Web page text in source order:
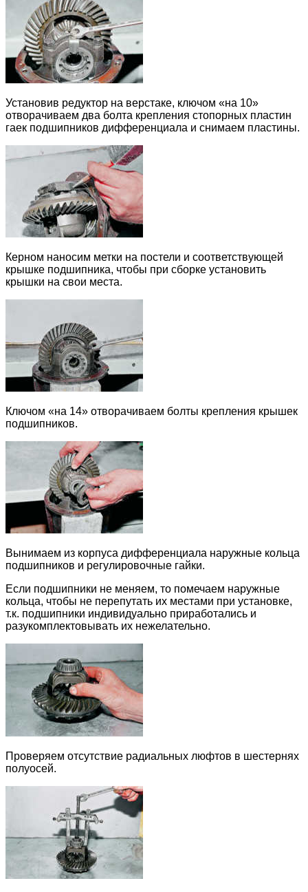
Установив редуктор на верстаке, ключом «на 10»
отворачиваем два болта крепления стопорных пластин
гаек подшипников дифференциала и снимаем пластины.
Керном наносим метки на постели и соответствующей
крышке подшипника, чтобы при сборке установить
крышки на свои места.
Ключом «на 14» отворачиваем болты крепления крышек
подшипников.
Вынимаем из корпуса дифференциала наружные кольца
подшипников и регулировочные гайки.
Если подшипники не меняем, то помечаем наружные
кольца, чтобы не перепутать их местами при установке,
т.к. подшипники индивидуально приработались и
разукомплектовывать их нежелательно.
Проверяем отсутствие радиальных люфтов в шестернях
полуосей.